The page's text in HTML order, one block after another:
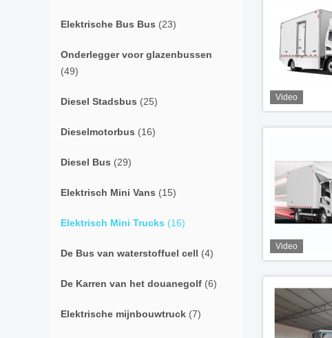
Elektrische Bus Bus (23)
Onderlegger voor glazenbussen
(49)
Diesel Stadsbus (25)
Dieselmotorbus (16)
Diesel Bus (29)
Elektrisch Mini Vans (15)
Elektrisch Mini Trucks (16)
De Bus van waterstoffuel cell (4)
De Karren van het douanegolf (6)
Elektrische mijnbouwtruck (7)
Video
Video